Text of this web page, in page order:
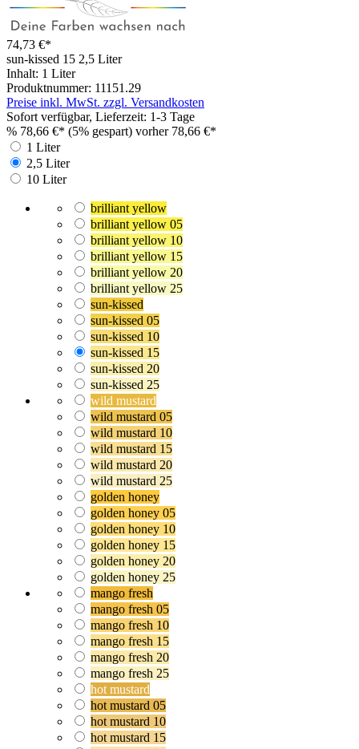
74,73 €*
sun-kissed 15 2,5 Liter
Inhalt: 1 Liter
Produktnummer: 11151.29
Preise inkl. MwSt. zzgl. Versandkosten
Sofort verfügbar, Lieferzeit: 1-3 Tage
% 78,66 €* (5% gespart) vorher 78,66 €*
1 Liter
2,5 Liter
10 Liter
brilliant yellow
brilliant yellow 05
brilliant yellow 10
brilliant yellow 15
brilliant yellow 20
brilliant yellow 25
sun-kissed
sun-kissed 05
sun-kissed 10
sun-kissed 15
sun-kissed 20
sun-kissed 25
wild mustard
wild mustard 05
wild mustard 10
wild mustard 15
wild mustard 20
wild mustard 25
golden honey
golden honey 05
golden honey 10
golden honey 15
golden honey 20
golden honey 25
mango fresh
mango fresh 05
mango fresh 10
mango fresh 15
mango fresh 20
mango fresh 25
hot mustard
hot mustard 05
hot mustard 10
hot mustard 15